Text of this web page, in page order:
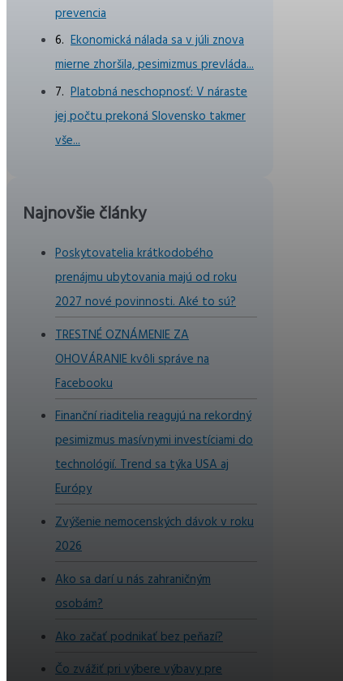
prevencia
Ekonomická nálada sa v júli znova
mierne zhoršila, pesimizmus prevláda...
Platobná neschopnosť: V náraste
jej počtu prekoná Slovensko takmer
vše...
Najnovšie články
Poskytovatelia krátkodobého
prenájmu ubytovania majú od roku
2027 nové povinnosti. Aké to sú?
TRESTNÉ OZNÁMENIE ZA
OHOVÁRANIE kvôli správe na
Facebooku
Finanční riaditelia reagujú na rekordný
pesimizmus masívnymi investíciami do
technológií. Trend sa týka USA aj
Európy
Zvýšenie nemocenských dávok v roku
2026
Ako sa darí u nás zahraničným
osobám?
Ako začať podnikať bez peňazí?
Čo zvážiť pri výbere výbavy pre